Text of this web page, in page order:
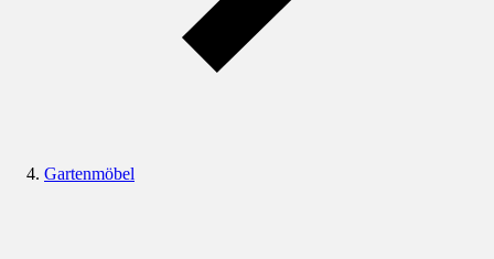
Gartenmöbel